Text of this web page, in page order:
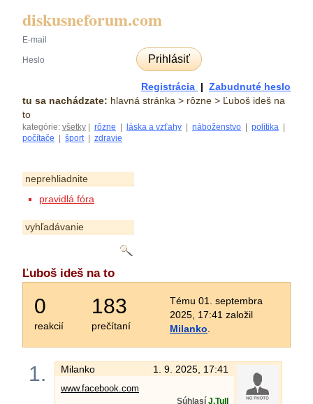
diskusneforum.com
Prihlásiť
Registrácia | Zabudnuté heslo
tu sa nachádzate: hlavná stránka > rôzne > Ľuboš ideš na
to
kategórie: všetky rôzne láska a vzťahy náboženstvo politika
počítače
šport| zdravie
neprehliadnite
pravidlá fóra
vyhľadávanie
Ľuboš ideš na to
0
reakcií
183
prečítaní
Tému 01. septembra
2025, 17:41 založil
Milanko
1. Milanko 1. 9. 2025, 17:41
www.facebook.com
Súhlasí J.Tull